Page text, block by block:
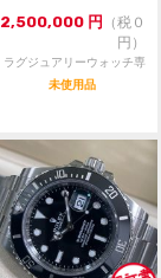
売り切れの際はご了
のご確認をお勧めし
セージでご質問頂
店頭へお問い合わせ
126231 36m...
2,500,000 円
（税０
円）
ラグジュアリーウォッチ専
門店：R/M
未使用品